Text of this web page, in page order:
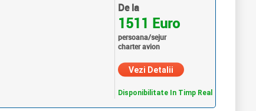
De la
1511 Euro
persoana/sejur
charter avion
Vezi Detalii
Disponibilitate In Timp Real